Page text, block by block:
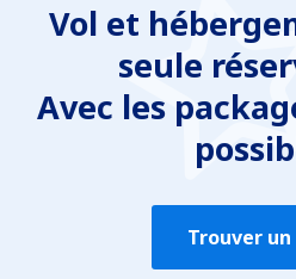
Vol et
seule
Avec les
Trouver